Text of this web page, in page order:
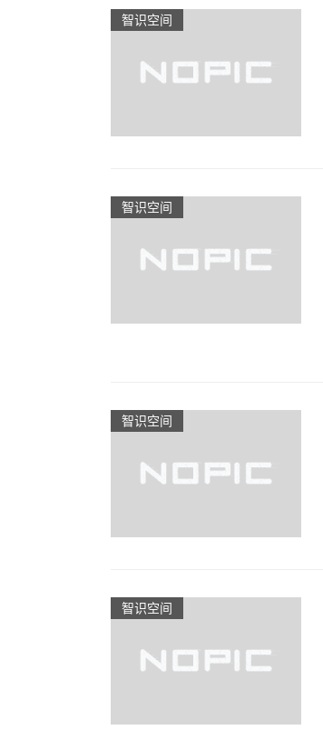
智识空间​
智识空间​
智识空间​
智识空间​